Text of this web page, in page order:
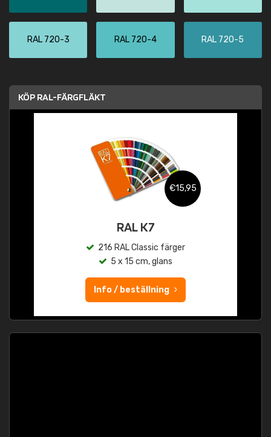
RAL 720-3 RAL 720-4 RAL 720-5
KÖP RAL-FÄRGFLÄKT
€15,95
RAL K7
216 RAL Classic färger
5 x 15 cm, glans
Info / beställning